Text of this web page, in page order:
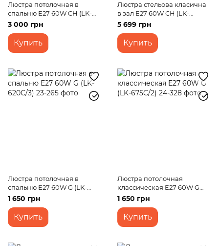
Люстра потолочная в
спальню E27 60W CH (LK-
569C/5)
3 000 грн
Купить
Люстра стельова класична
в зал E27 60W CH (LK-
539C/4)
5 699 грн
Купить
Люстра потолочная в
спальню E27 60W G (LK-
620C/3)
1 650 грн
Купить
Люстра потолочная
классическая E27 60W G
(LK-675C/2)
1 650 грн
Купить